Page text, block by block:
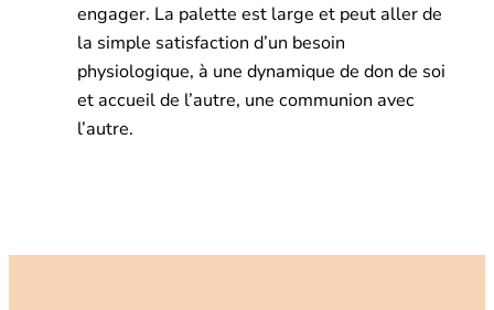
engager. La palette est large et peut aller de
la simple satisfaction d’un besoin
physiologique, à une dynamique de don de soi
et accueil de l’autre, une communion avec
l’autre.